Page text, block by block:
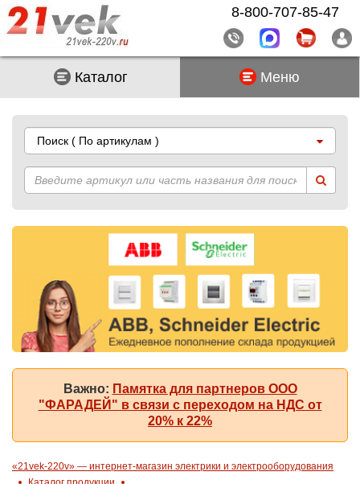
Каталог Меню
Поиск ( По артикулам )
Важно: Памятка для партнеров ООО
"ФАРАДЕЙ" в связи с переходом на НДС от
20% к 22%
«21vek-220v» — интернет-магазин электрики и электрооборудования
8-800-707-85-47